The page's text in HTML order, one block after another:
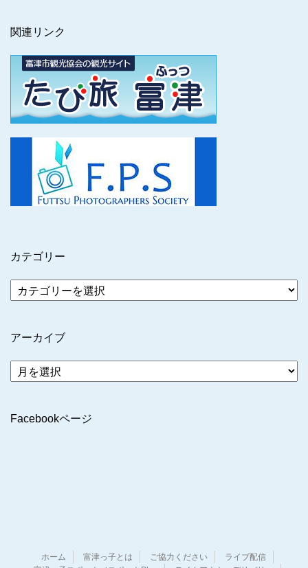
関連リンク
カテゴリー
アーカイブ
ア
ー
ブ
Facebookページ
ホーム 富津っ子とは ご協力ください
ライブ配信